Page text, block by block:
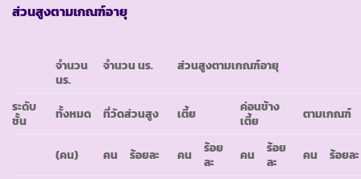
ส่วนสูงตามเกณฑ์อายุ
จำนวน
นร.
จำนวน นร. ส่วนสูงตามเกณฑ์อายุ
ระดับ
ชั้น
ทั้งหมด ที่วัดส่วนสูง เตี้ย
ค่อนข้าง
เตี้ย
ตามเกณฑ์
(คน) คน ร้อยละ คน
ร้อย
ละ
คน
ร้อย
ละ
คน
ร้อยละ